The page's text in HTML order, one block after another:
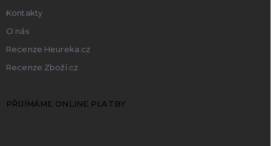
Kontakty
O nás
Recenze Heureka.cz
Recenze Zboží.cz
PŘIJÍMÁME ONLINE PLATBY